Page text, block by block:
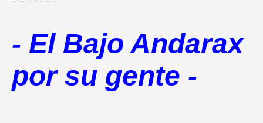
PLAN IMPLEMENTACIÓN
OBJETIVO TEMATICO 2
LINEA 1: MODERNIZAR LA ADMINISTRACION ELECTRONICA
OBJETIVO TEMATICO 4
NORMATIVA
INDICADORES PRODUCTIVIDAD
INDICADORES DE COMUNICACION
- El Bajo Andarax
por su gente -